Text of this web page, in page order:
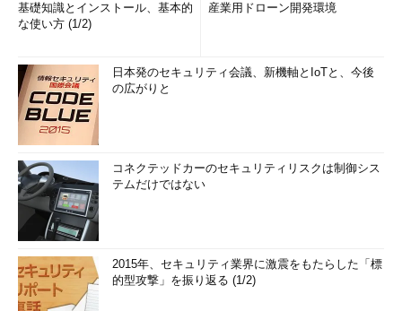
基礎知識とインストール、基本的
な使い方 (1/2)
産業用ドローン開発環境
日本発のセキュリティ会議、新機軸とIoTと、今後
の広がりと
コネクテッドカーのセキュリティリスクは制御シス
テムだけではない
2015年、セキュリティ業界に激震をもたらした「標
的型攻撃」を振り返る (1/2)